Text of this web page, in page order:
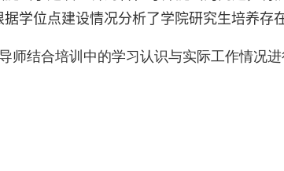
学位点建设情况分析了学院研究生培养存
师结合培训中的学习认识与实际工作情况进